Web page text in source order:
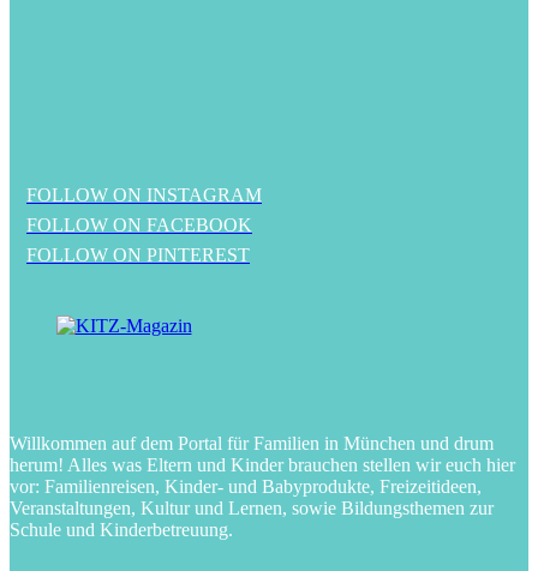
FOLLOW ON INSTAGRAM
FOLLOW ON FACEBOOK
FOLLOW ON PINTEREST
Willkommen auf dem Portal für Familien in München und drum
herum! Alles was Eltern und Kinder brauchen stellen wir euch hier
vor: Familienreisen, Kinder- und Babyprodukte, Freizeitideen,
Veranstaltungen, Kultur und Lernen, sowie Bildungsthemen zur
Schule und Kinderbetreuung.